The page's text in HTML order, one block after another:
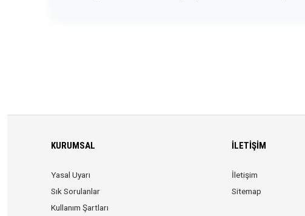
KURUMSAL
Yasal Uyarı
Sık Sorulanlar
Kullanım Şartları
İLETIŞIM
İletişim
Sitemap